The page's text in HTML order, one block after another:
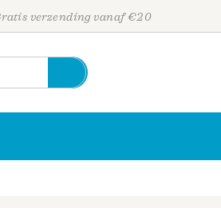
verzending vanaf €20
Personen